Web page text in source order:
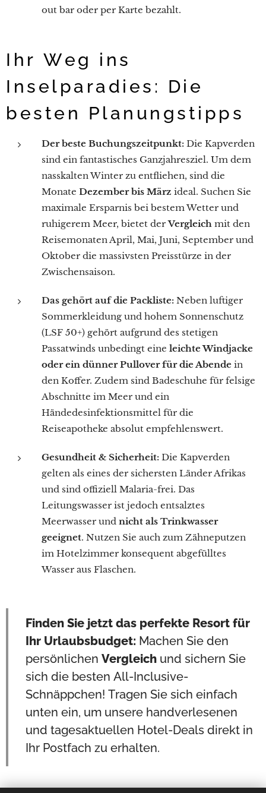
out bar oder per Karte bezahlt.
Ihr Weg ins
Inselparadies: Die
besten Planungstipps
Der beste Buchungszeitpunkt: Die Kapverden
sind ein fantastisches Ganzjahresziel. Um dem
nasskalten Winter zu entfliehen, sind die
Monate Dezember bis März ideal. Suchen Sie
maximale Ersparnis bei bestem Wetter und
ruhigerem Meer, bietet derVergleich mit den
Reisemonaten April, Mai, Juni, September und
Oktober die massivsten Preisstürze in der
Zwischensaison.
Das gehört auf die Packliste: Neben luftiger
Sommerkleidung und hohem Sonnenschutz
(LSF 50+) gehört aufgrund des stetigen
Passatwinds unbedingt eine leichte Windjacke
oder ein dünner Pullover für die Abende in
den Koffer. Zudem sind Badeschuhe für felsige
Abschnitte im Meer und ein
Händedesinfektionsmittel für die
Reiseapotheke absolut empfehlenswert.
Gesundheit & Sicherheit: Die Kapverden
gelten als eines der sichersten Länder Afrikas
und sind offiziell Malaria-frei. Das
Leitungswasser ist jedoch entsalztes
Meerwasser und nicht als Trinkwasser
geeignet. Nutzen Sie auch zum Zähneputzen
im Hotelzimmer konsequent abgefülltes
Wasser aus Flaschen.
Finden Sie jetzt das perfekte Resort für
Ihr Urlaubsbudget: Machen Sie den
persönlichen Vergleich und sichern Sie
sich die besten All-Inclusive-
Schnäppchen! Tragen Sie sich einfach
unten ein, um unsere handverlesenen
und tagesaktuellen Hotel-Deals direkt in
Ihr Postfach zu erhalten.